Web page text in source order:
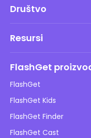
Društvo
DMCA politika
Pravila o privatnosti
Pravila oglašavanja
Ne prodajte moje
Resursi
Sigurnost djece online
Preuzimanje
FlashGet
FlashGet
FlashGet Kids
FlashGet Finder
FlashGet Cast